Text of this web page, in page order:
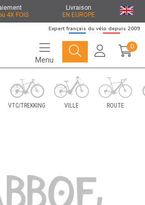
4X FOIS
Livraison
EN EUROPE
distributeurs de vélo
Expert français du vélo depuis 2009
Menu
0
VTC/TREKKING VILLE ROUTE